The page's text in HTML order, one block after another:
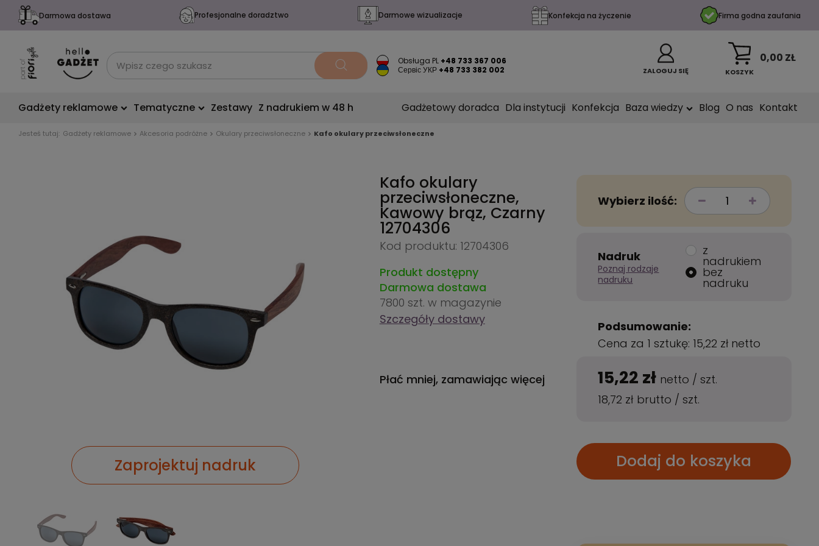
Darmowa dostawa Profesjonalne doradztwo Darmowe wizualizacje Konfekcja na życzenie Firma godna zaufania
Obsługa PL +48 733 367 006
Сервіс УКР +48 733 382 002 ZALOGUJ SIĘ KOSZYK
0,00 ZŁ
Gadżety reklamowe Tematyczne Zestawy Z nadrukiem w 48 h Gadżetowy doradca Dla instytucji Konfekcja Baza wiedzy Blog O nas Kontakt
Jesteś tutaj: Gadżety reklamowe Akcesoria podróżne Okulary przeciwsłoneczne Kafo okulary przeciwsłoneczne
Zaprojektuj nadruk
Kafo okulary
przeciwsłoneczne,
Kawowy brąz, Czarny
12704306
Kod produktu: 12704306
Produkt dostępny
Darmowa dostawa
7800 szt. w magazynie
Szczegóły dostawy
Płać mniej, zamawiając więcej
Wybierz ilość:
Nadruk
Poznaj rodzaje
nadruku
z
nadrukiem
bez
nadruku
Podsumowanie:
Cena za 1 sztukę: 15,22 zł netto
15,22 zł netto /szt.
18,72 zł brutto /szt.
Dodaj do koszyka